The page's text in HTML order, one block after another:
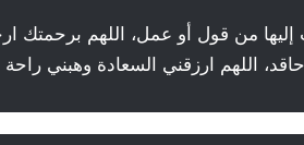
من قول أو عمل، اللهم برحمتك
اللهم ارزقني السعادة وهبني راحة